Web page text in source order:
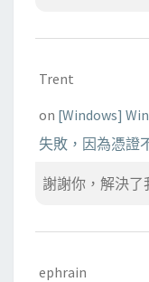
Trent
on [Windows]
失敗，因為憑證
謝謝你，解決了
ephrain